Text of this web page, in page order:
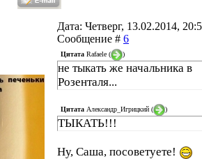
Дата: Четверг, 13.02.2014,
Сообщение # 6
Цитата Rafaele ( )
не тыкать же начальника в
Розенталя...
Цитата Александр_Игрицкий ( )
ТЫКАТЬ!!!
Ну, Саша, посоветуете!